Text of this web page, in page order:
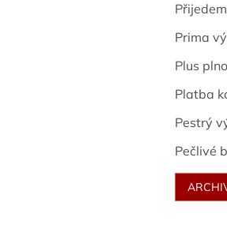
Prima
Plus
Platba
Pestrý
Pečlivé